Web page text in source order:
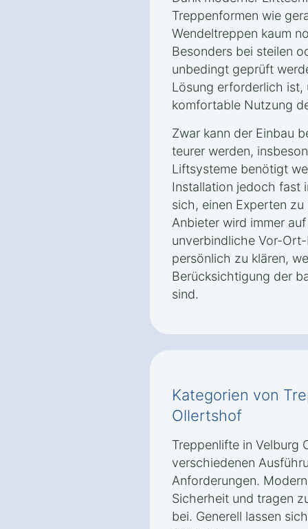
Treppenformen wie
Wendeltreppen kaum
Besonders bei steilen
unbedingt geprüft
Lösung erforderlich ist,
komfortable Nutzung
Zwar kann der Einbau
teurer werden,
Liftsysteme benötigt
Installation jedoch fast
sich, einen Experten
Anbieter wird immer
unverbindliche Vor-
persönlich zu klären,
Berücksichtigung der
sind.
Kategorien von
Ollertshof
Treppenlifte in Velburg
verschiedenen
Anforderungen.
Sicherheit und tragen
bei. Generell lassen